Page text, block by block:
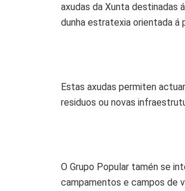
axudas da Xunta destinadas
dunha estratexia orientada á
Estas axudas permiten
residuos ou novas
O Grupo Popular tamén se
campamentos e campos de